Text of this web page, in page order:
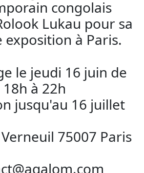
congolais
Lukau pour sa
exposition à Paris.
le jeudi 16 juin de
18h à 22h
jusqu'au 16 juillet
75007 Paris